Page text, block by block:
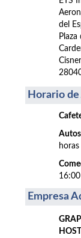
del
Plaza
Horario
horas
Empresa
GRAP